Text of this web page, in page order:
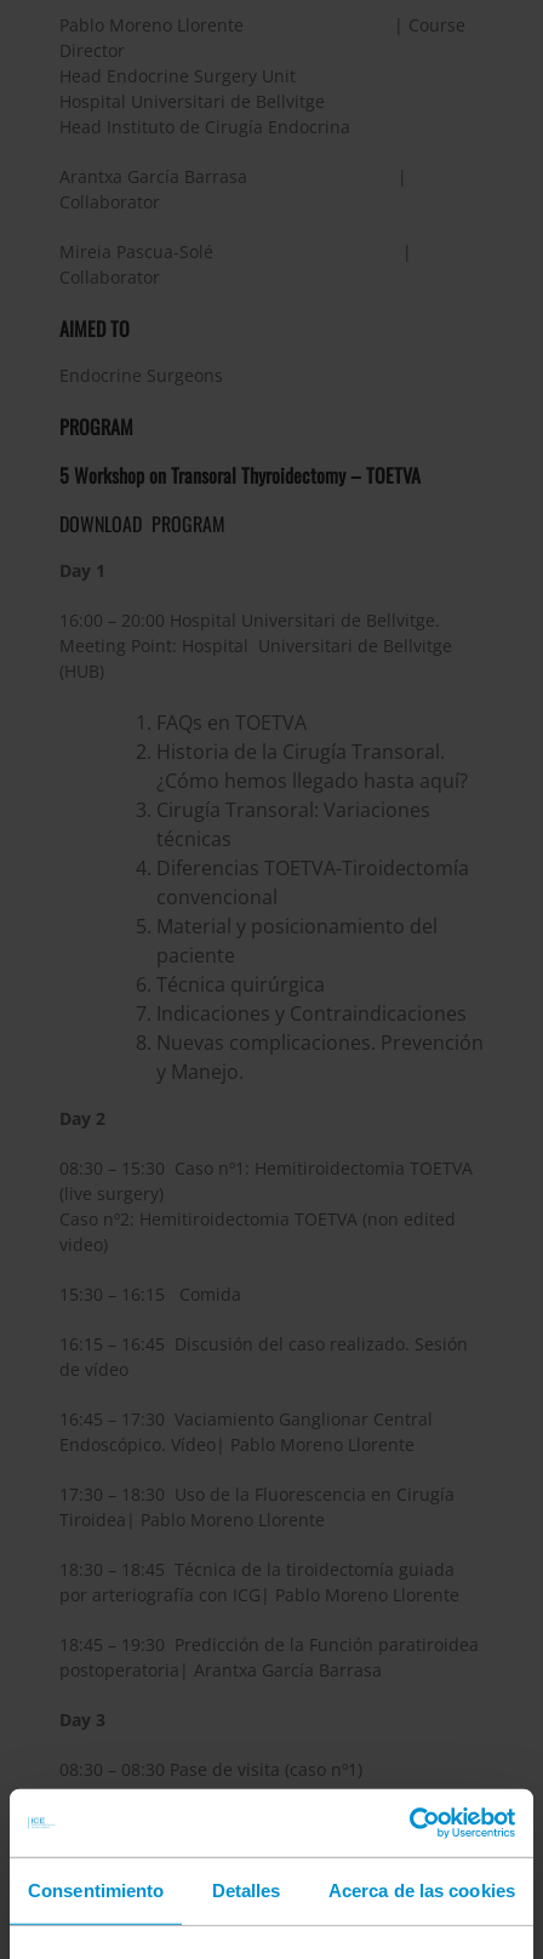
Consentimiento Detalles Acerca de las cookies
Pablo Moreno Llorente | Course
Director
Head Endocrine Surgery Unit
Hospital Universitari de Bellvitge
Head Instituto de Cirugía Endocrina
Arantxa García Barrasa |
Collaborator
Mireia Pascua-Solé |
Collaborator
AIMED TO
Endocrine Surgeons
PROGRAM
5 Workshop on Transoral Thyroidectomy – TOETVA
DOWNLOAD PROGRAM
Day 1
16:00 – 20:00 Hospital Universitari de Bellvitge.
Meeting Point: Hospital Universitari de Bellvitge
(HUB)
FAQs en TOETVA
Historia de la Cirugía Transoral.
¿Cómo hemos llegado hasta aquí?
Cirugía Transoral: Variaciones
técnicas
Diferencias TOETVA-Tiroidectomía
convencional
Material y posicionamiento del
paciente
Técnica quirúrgica
Indicaciones y Contraindicaciones
Nuevas complicaciones. Prevención
y Manejo.
Day 2
08:30 – 15:30 Caso nº1: Hemitiroidectomia TOETVA
(live surgery)
Caso nº2: Hemitiroidectomia TOETVA (non edited
video)
15:30 – 16:15 Comida
16:15 – 16:45 Discusión del caso realizado. Sesión
de vídeo
16:45 – 17:30 Vaciamiento Ganglionar Central
Endoscópico. Vídeo| Pablo Moreno Llorente
17:30 – 18:30 Uso de la Fluorescencia en Cirugía
Tiroidea| Pablo Moreno Llorente
18:30 – 18:45 Técnica de la tiroidectomía guiada
por arteriografía con ICG| Pablo Moreno Llorente
18:45 – 19:30 Predicción de la Función paratiroidea
postoperatoria| Arantxa García Barrasa
Day 3
08:30 – 08:30 Pase de visita (caso nº1)
08:30 – 15:30 Caso nº2: Hemitiroidectomía TOETVA
15:30 – 16:00 Comida